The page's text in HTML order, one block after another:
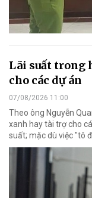
Lãi suất trong
cho các dự án
07/08/2026 11:00
Theo ông Nguyễn
xanh hay tài trợ cho
suất; mặc dù việc "tô